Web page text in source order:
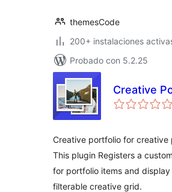
themesCode
200+ instalaciones
Probado con 5.2.25
Creative
Creative portfolio for creative
This plugin Registers a
for portfolio items and display
filterable creative grid.